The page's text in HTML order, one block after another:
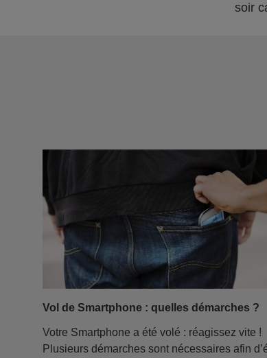
soir
Vol de Smartphone : quelles démarches ?
Votre Smartphone a été volé : réagissez vite !
Plusieurs démarches sont nécessaires afin